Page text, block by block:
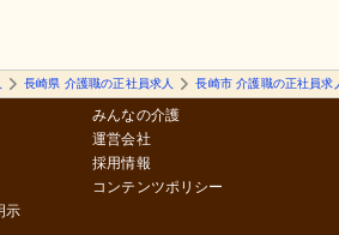
長崎県 介護職の正社員求人 長崎市 介護職の正社員求
示
みんなの介護
運営会社
採用情報
コンテンツポリシー